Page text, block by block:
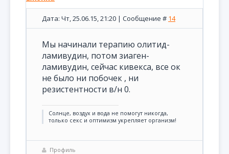
Дата: Чт, 25.06.15, 21:20 | Сообщение # 14
Мы начинали терапию олитид-
ламивудин, потом зиаген-
ламивудин, сейчас кивекса, все ок
не было ни побочек , ни
резистентности в/н 0.
Солнце, воздух и вода не помогут никогда,
только секс и оптимизм укрепляет организм!
Профиль